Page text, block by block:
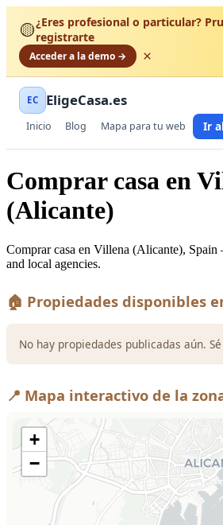
🟡¿Eres profesional o particular?
registrarte
Acceder a la demo → ×
EC EligeCasa.es
Inicio Blog Mapa para tu web Ir
Comprar casa en
(Alicante)
Comprar casa en Villena (Alicante),
and local agencies.
🏠 Propiedades disponibles
No hay propiedades publicadas aún.
📍 Mapa interactivo de la